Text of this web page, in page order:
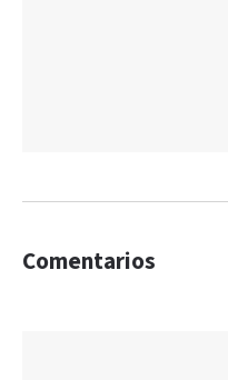
Comentarios